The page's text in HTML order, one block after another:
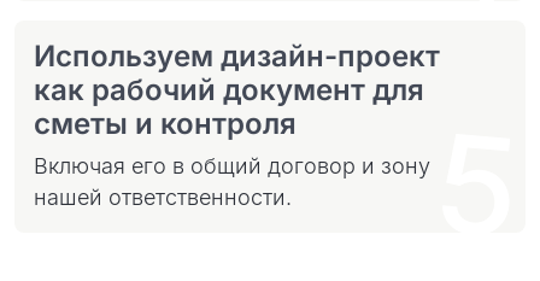
5
Используем дизайн-проект
как рабочий документ для
сметы и контроля
Включая его в общий договор и зону
нашей ответственности.